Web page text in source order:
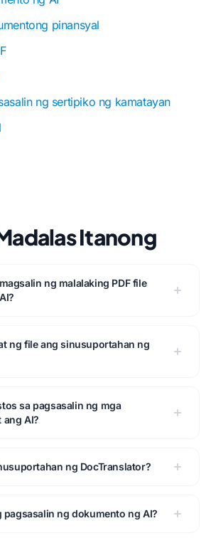
pinansyal
ng sertipiko ng kamatayan
Itanong
ng malalaking PDF file
ng file ang sinusuportahan ng
sa pagsasalin ng mga
AI?
ng DocTranslator?
pagsasalin ng dokumento ng AI?